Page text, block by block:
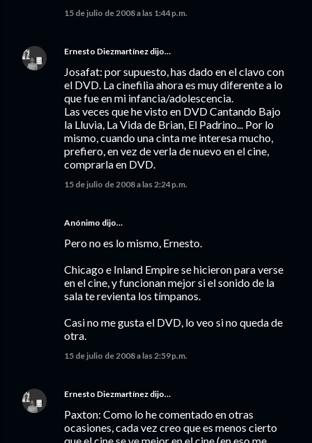
15 de julio de 2008 a las 1:44 p.m.
Ernesto Diezmartínez dijo…
Josafat: por supuesto, has dado en el clavo con
el DVD. La cinefilia ahora es muy diferente a lo
que fue en mi infancia/adolescencia.
Las veces que he visto en DVD Cantando Bajo
la Lluvia, La Vida de Brian, El Padrino... Por lo
mismo, cuando una cinta me interesa mucho,
prefiero, en vez de verla de nuevo en el cine,
comprarla en DVD.
15 de julio de 2008 a las 2:24 p.m.
Anónimo dijo…
Pero no es lo mismo, Ernesto.
Chicago e Inland Empire se hicieron para verse
en el cine, y funcionan mejor si el sonido de la
sala te revienta los tímpanos.
Casi no me gusta el DVD, lo veo si no queda de
otra.
15 de julio de 2008 a las 2:59 p.m.
Ernesto Diezmartínez dijo…
Paxton: Como lo he comentado en otras
ocasiones, cada vez creo que es menos cierto